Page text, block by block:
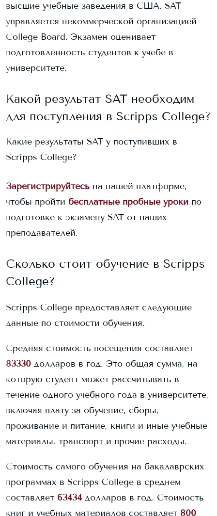
высшие учебные заведения в США. SAT
управляется некоммерческой организацией
College Board. Экзамен оценивает
подготовленность студентов к учебе в
университете.
Какой результат SAT необходим
для поступления в Scripps College?
Какие результаты SAT у поступивших в
Scripps College?
Зарегистрируйтесь на нашей платформе,
чтобы пройти бесплатные пробные уроки по
подготовке к экзамену SAT от наших
преподавателей.
Сколько стоит обучение в Scripps
College?
Scripps College предоставляет следующие
данные по стоимости обучения.
Средняя стоимость посещения составляет
83330 долларов в год. Это общая сумма, на
которую студент может рассчитывать в
течение одного учебного года в университете,
включая плату за обучение, сборы,
проживание и питание, книги и иные учебные
материалы, транспорт и прочие расходы.
Стоимость самого обучения на бакалаврских
программах в Scripps College в среднем
составляет 63434 долларов в год. Стоимость
книг и учебных материалов составляет 800